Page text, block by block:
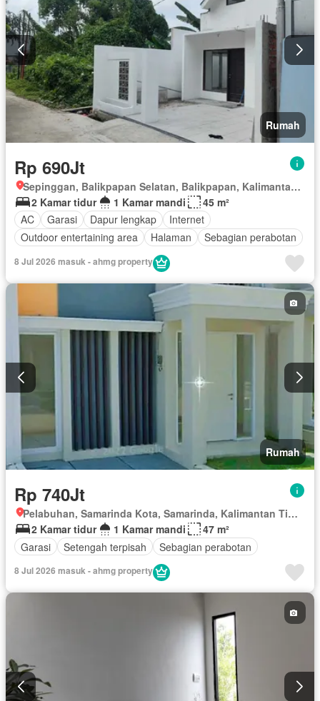
Rumah
Rp 690Jt
Sepinggan, Balikpapan Selatan, Balikpapan, Kalimantan Timur
2 Kamar tidur
1 Kamar mandi
45 m²
AC
Garasi Dapur lengkap
Internet
Outdoor entertaining area
Halaman Sebagian perabotan
8 Jul 2026 masuk - ahmg property
Rumah
Rp 740Jt
Pelabuhan, Samarinda Kota, Samarinda, Kalimantan Timur
2 Kamar tidur
1 Kamar mandi
47 m²
Garasi
Setengah terpisah Sebagian perabotan
8 Jul 2026 masuk - ahmg property